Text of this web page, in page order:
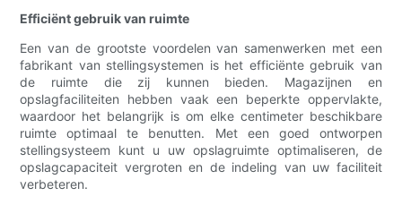
Efficiënt gebruik van ruimte
Een van de grootste voordelen van samenwerken met een
fabrikant van stellingsystemen is het efficiënte gebruik van
de ruimte die zij kunnen bieden. Magazijnen en
opslagfaciliteiten hebben vaak een beperkte oppervlakte,
waardoor het belangrijk is om elke centimeter beschikbare
ruimte optimaal te benutten. Met een goed ontworpen
stellingsysteem kunt u uw opslagruimte optimaliseren, de
opslagcapaciteit vergroten en de indeling van uw faciliteit
verbeteren.